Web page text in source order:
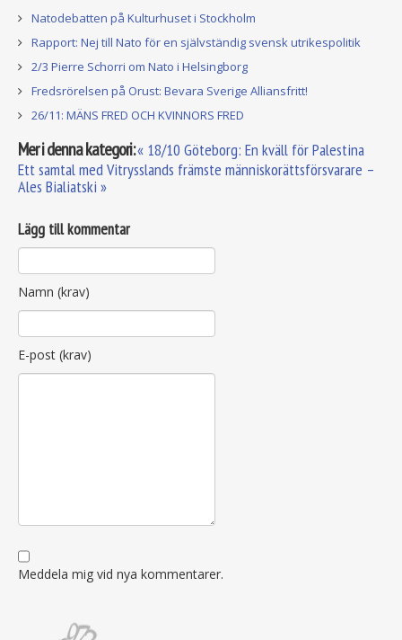
Natodebatten på Kulturhuset i Stockholm
Rapport: Nej till Nato för en självständig svensk utrikespolitik
2/3 Pierre Schorri om Nato i Helsingborg
Fredsrörelsen på Orust: Bevara Sverige Alliansfritt!
26/11: MÄNS FRED OCH KVINNORS FRED
Mer i denna kategori:« 18/10 Göteborg: En kväll för Palestina
Ett samtal med Vitrysslands främste människorättsförsvarare –
Ales Bialiatski »
Lägg till kommentar
Namn (krav)
E-post (krav)
Meddela mig vid nya kommentarer.